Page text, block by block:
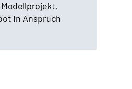
in Anspruch